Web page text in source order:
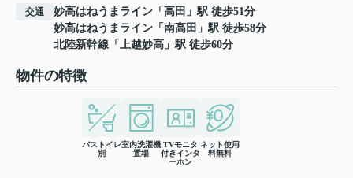
交通 妙高はねうまライン 「 高田 」駅 徒歩51分
妙高はねうまライン 「 南高田 」駅 徒歩58分
北陸新幹線 「 上越妙高 」駅 徒歩60分
物件の特徴
バストイレ
別
室内洗濯機
置場
TVモニタ
付きインタ
ーホン
ネット使用
料無料